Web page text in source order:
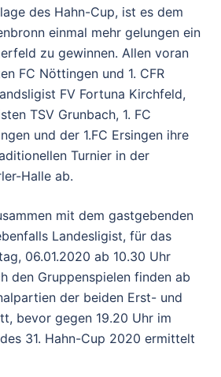
des Hahn-Cup, ist es dem
einmal mehr gelungen ein
zu gewinnen. Allen voran
FC Nöttingen und 1. CFR
FV Fortuna Kirchfeld,
TSV Grunbach, 1. FC
und der 1.FC Ersingen ihre
Turnier in der
Halle ab.
mit dem gastgebenden
Landesligist, für das
06.01.2020 ab 10.30 Uhr
den Gruppenspielen finden ab
der beiden Erst- und
bevor gegen 19.20 Uhr im
31. Hahn-Cup 2020 ermittelt